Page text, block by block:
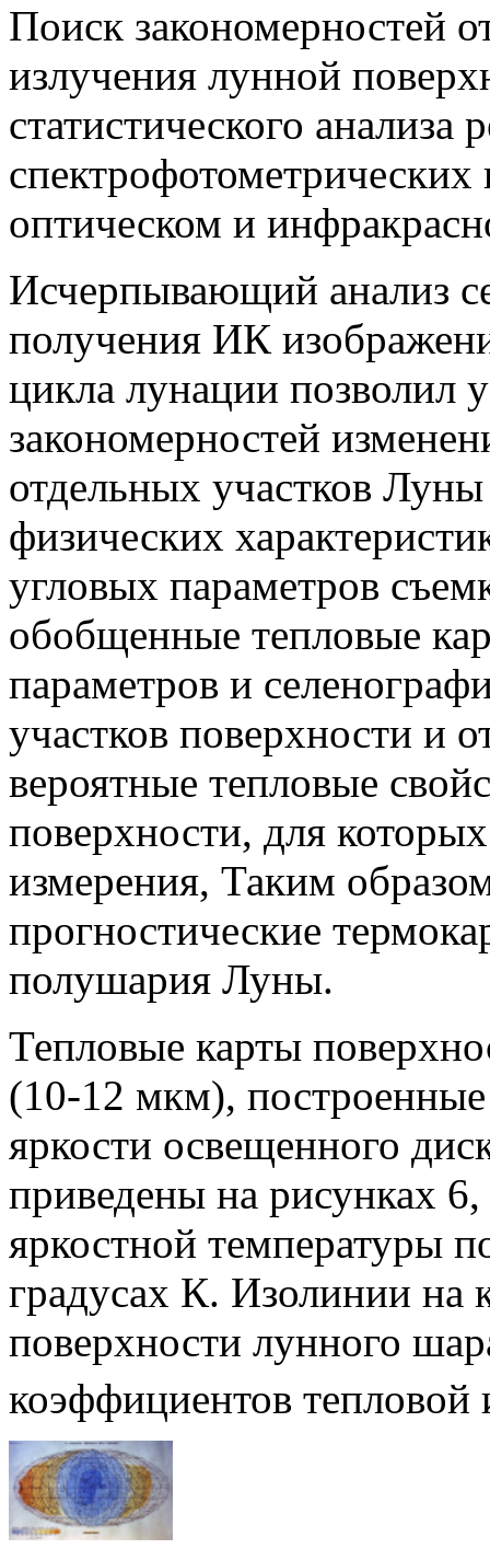
Поиск закономерностей
излучения лунной
статистического анализа
оптическом и
Исчерпывающий анализ
получения ИК
цикла лунации позволил
закономерностей
отдельных участков
физических
угловых параметров
обобщенные тепловые
параметров и
участков поверхности и
вероятные тепловые
поверхности, для
измерения, Таким
прогностические
полушария Луны.
Тепловые карты
(10-12 мкм), построенные
яркости освещенного
приведены на рисунках
яркостной температуры
градусах К. Изолинии на
поверхности лунного
коэффициентов тепловой